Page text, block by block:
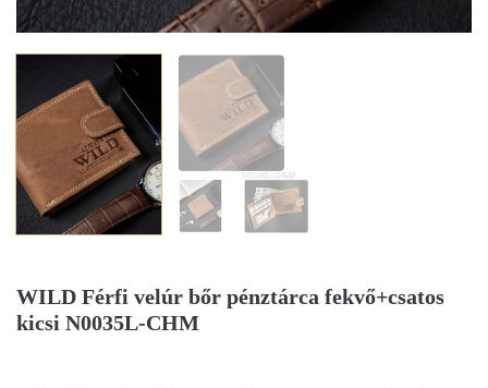
WILD Férfi velúr bőr pénztárca fekvő+csatos
kicsi N0035L-CHM